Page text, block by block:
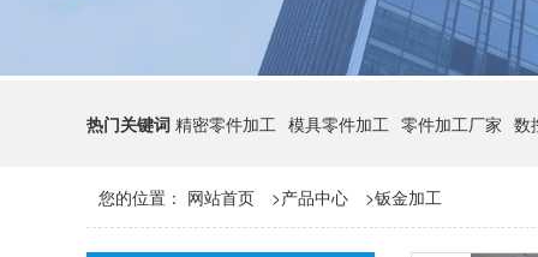
热门关键词 精密零件加工 模具零件加工 零件加工厂家 数
您的位置： 网站首页 >产品中心 >钣金加工